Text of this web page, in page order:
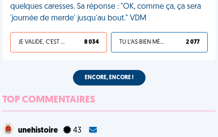
quelques caresses. Sa réponse : "OK, comme ça, ça sera
'journée de merde' jusqu'au bout." VDM
JE VALIDE, C'EST UNE VDM 8 034 TU L'AS BIEN MÉRITÉ 2 077
ENCORE, ENCORE !
TOP COMMENTAIRES
unehistoire 43